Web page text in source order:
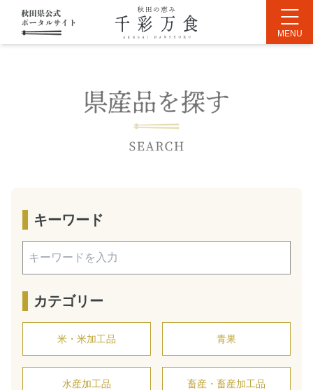
キーワード
カテゴリー
米・米加工品 青果
水産加工品 畜産・畜産加工品